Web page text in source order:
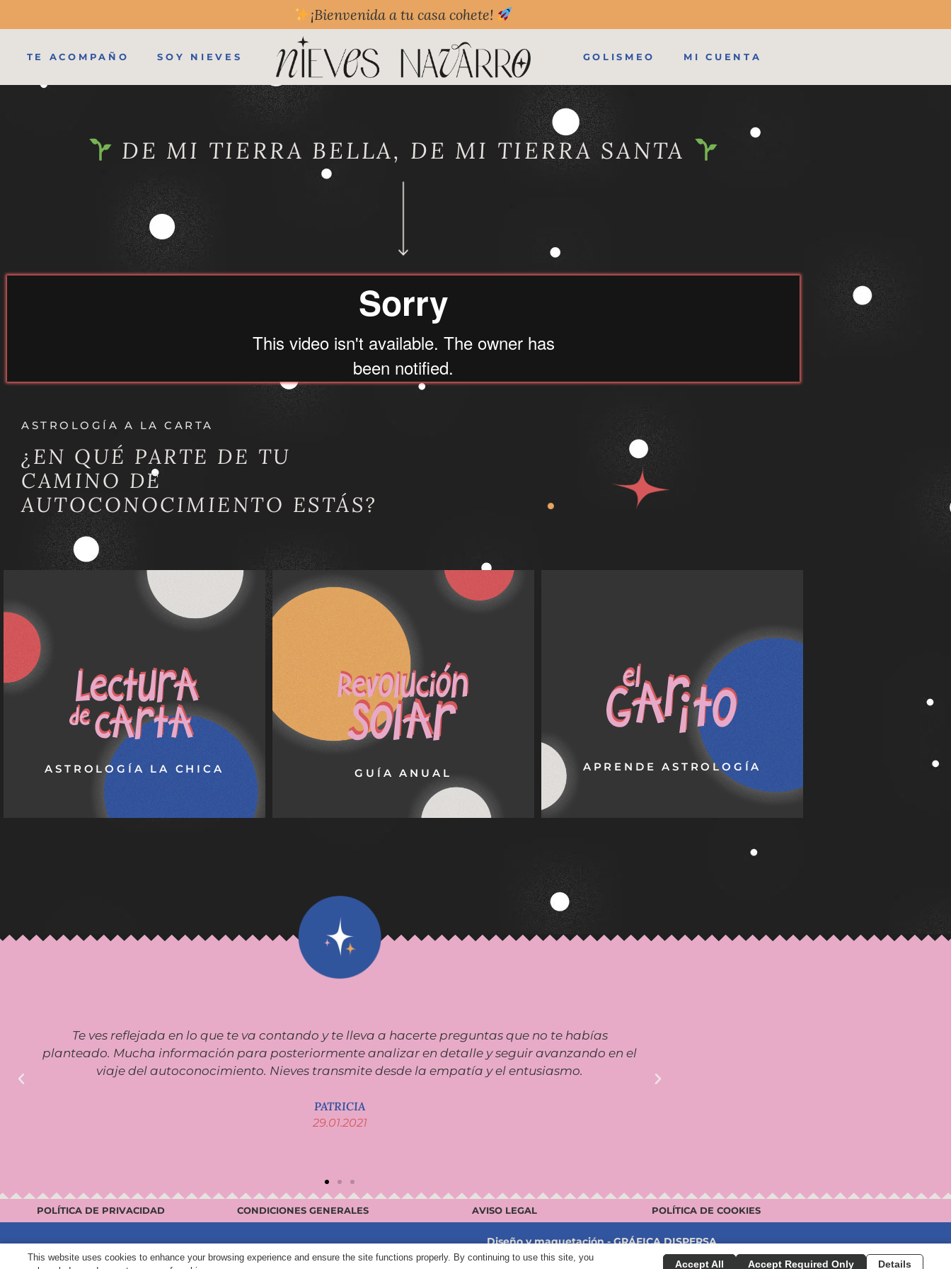
¡Bienvenida a tu casa cohete!
TE ACOMPAÑO SOY NIEVES GOLISMEO MI CUENTA
DE MI TIERRA BELLA, DE MI TIERRA SANTA
ASTROLOGÍA A LA CARTA
¿EN QUÉ PARTE DE TU
CAMINO DE
AUTOCONOCIMIENTO ESTÁS?
ASTROLOGÍA LA CHICA
Es el fondo de armario. La lectura de carta
tiene el objetivo de enseñarte de qué pasta
estás hecha. Podrás descubrir, entre otros,
tus talentos naturales, motivaciones y la
forma en que gestionas tus emociones.
VER SERVICIO
GUÍA ANUAL
REVOLUCIÓN SOLAR
Cada vez que cumples años, el cielo te da
pistas de los aprendizajes y los retos que
estarán presentes en tu nuevo año solar. Se
trata de una guía anual que pretende
acercarte a tu verdadera esencia paso a
paso.
APRENDE ASTROLOGÍA
Si la Astrología te produce una curiosidad
tremenda, te puedo hacer una copia de las
llaves del garito. Un espacio de aprendizaje
con diferentes salas para que aprendas
Astrología para terrícolas.
COTILLEAR
Te ves reflejada en lo que te va contando y te lleva a hacerte preguntas que no te habías
planteado. Mucha información para posteriormente analizar en detalle y seguir avanzando en el
viaje del autoconocimiento. Nieves transmite desde la empatía y el entusiasmo.
PATRICIA
29.01.2021
POLÍTICA DE PRIVACIDAD CONDICIONES GENERALES AVISO LEGAL POLÍTICA DE COOKIES
© 2021 Nieves Navarro – Todos los derechos reservados
Diseño y maquetación - GRÁFICA DISPERSA
Desarrollo técnico - MARIA LARGO
This website uses cookies to enhance your browsing experience and ensure the site functions properly. By continuing to use this site, you
Accept All Accept Required Only Details